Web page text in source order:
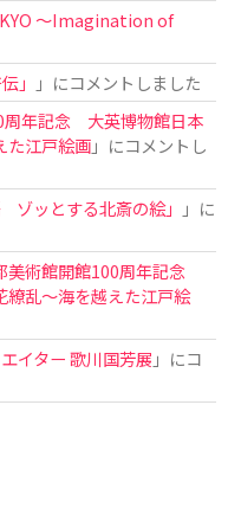
〜Imagination of
」
」にコメントしました
周年記念 大英博物館日本
江戸絵画」にコメントし
ッとする北斎の絵」
」に
美術館開館100周年記念
乱〜海を越えた江戸絵
イター 歌川国芳展 」にコ